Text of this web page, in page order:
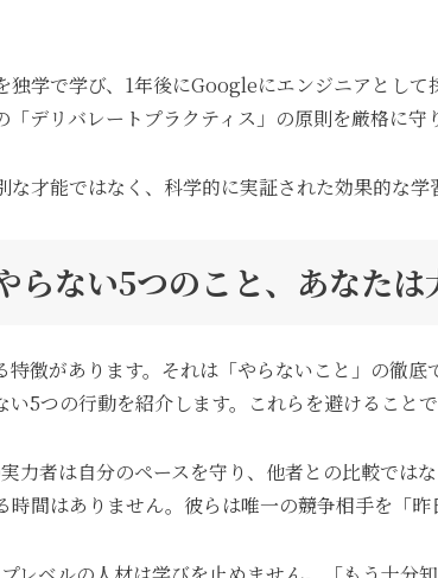
学で学び、1年後にGoogleにエンジニアとし
デリバレートプラクティス」の原則を厳格に守
才能ではなく、科学的に実証された効果的な学
ない5つのこと、あなたは
徴があります。それは「やらないこと」の徹
5つの行動を紹介します。これらを避けること
力者は自分のペースを守り、他者との比較では
間はありません。彼らは唯一の競争相手を「昨